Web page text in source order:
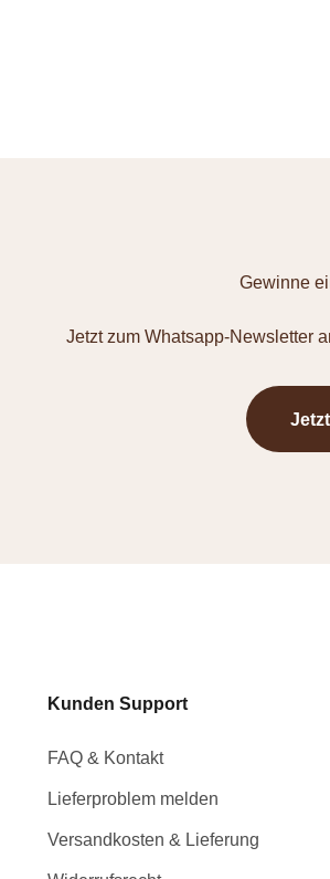
Gewinne
Jetzt zum Whatsapp-Newsletter
Kunden Support
FAQ & Kontakt
Lieferproblem melden
Versandkosten & Lieferung